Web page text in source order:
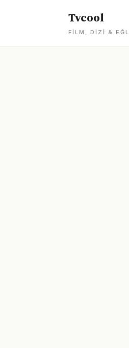
Tvcool
FILM, DIZI &